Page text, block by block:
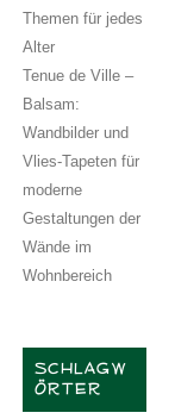
Themen für jedes
Alter
Tenue de Ville –
Balsam:
Wandbilder und
Vlies-Tapeten für
moderne
Gestaltungen der
Wände im
Wohnbereich
SCHLAGW
ÖRTER